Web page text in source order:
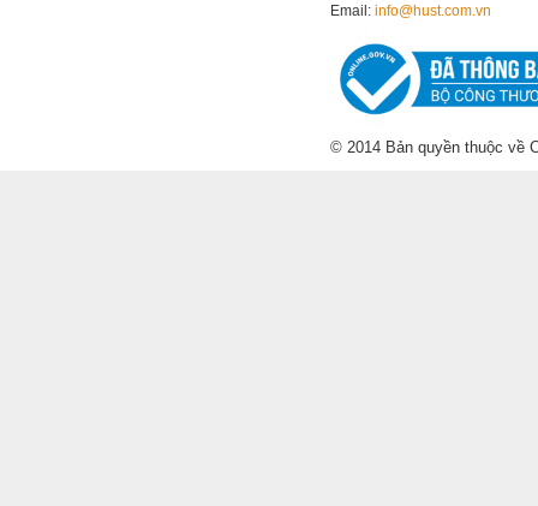
Email: info@hust.com.vn
© 2014 Bản quyền thuộc về